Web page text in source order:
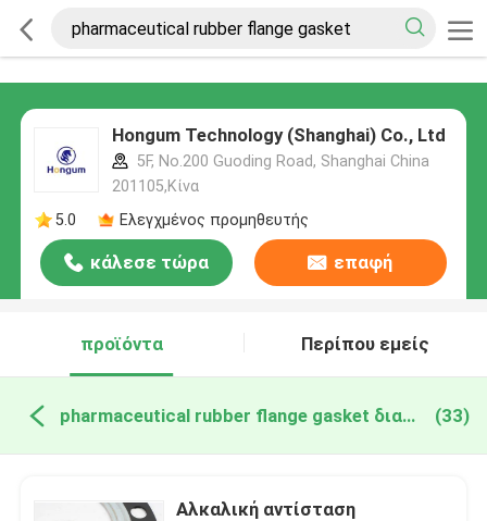
Hongum Technology (Shanghai) Co., Ltd
5F, No.200 Guoding Road, Shanghai China
201105,Κίνα
5.0
Ελεγχμένος προμηθευτής
κάλεσε τώρα επαφή
προϊόντα Περίπου εμείς
pharmaceutical rubber flange gasket διαδικτυακή κατασκευή (33)
Αλκαλική αντίσταση